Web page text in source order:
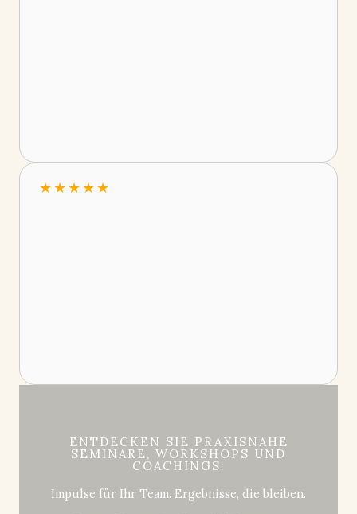
★★★★★
ENTDECKEN SIE PRAXISNAHE
SEMINARE, WORKSHOPS UND
COACHINGS:
Impulse für Ihr Team. Ergebnisse, die bleiben.